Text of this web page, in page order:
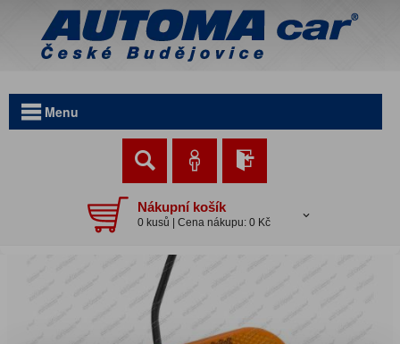
Menu
Nákupní košík
0 kusů | Cena nákupu: 0 Kč